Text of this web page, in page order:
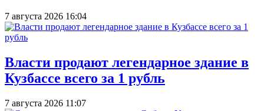
7 августа 2026 16:04
Власти продают легендарное здание в
Кузбассе всего за 1 рубль
7 августа 2026 11:07